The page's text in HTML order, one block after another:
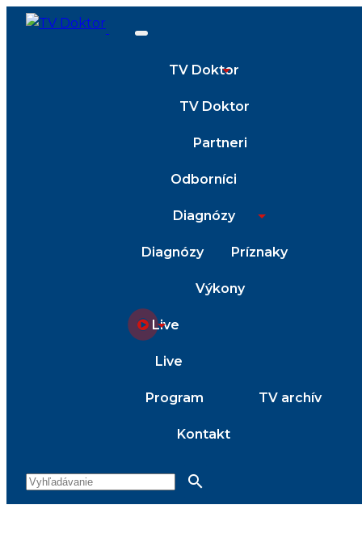
TV Doktor
TV Doktor
Partneri
Odborníci
Diagnózy
Diagnózy Príznaky
Výkony
Live
Live
Program TV archív
Kontakt
search